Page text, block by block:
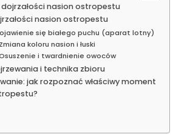
dojrzałości nasion ostropestu
nasion ostropestu
się białego puchu (aparat lotny)
koloru nasion i łuski
i twardnienie owoców
i technika zbioru
jak rozpoznać właściwy moment